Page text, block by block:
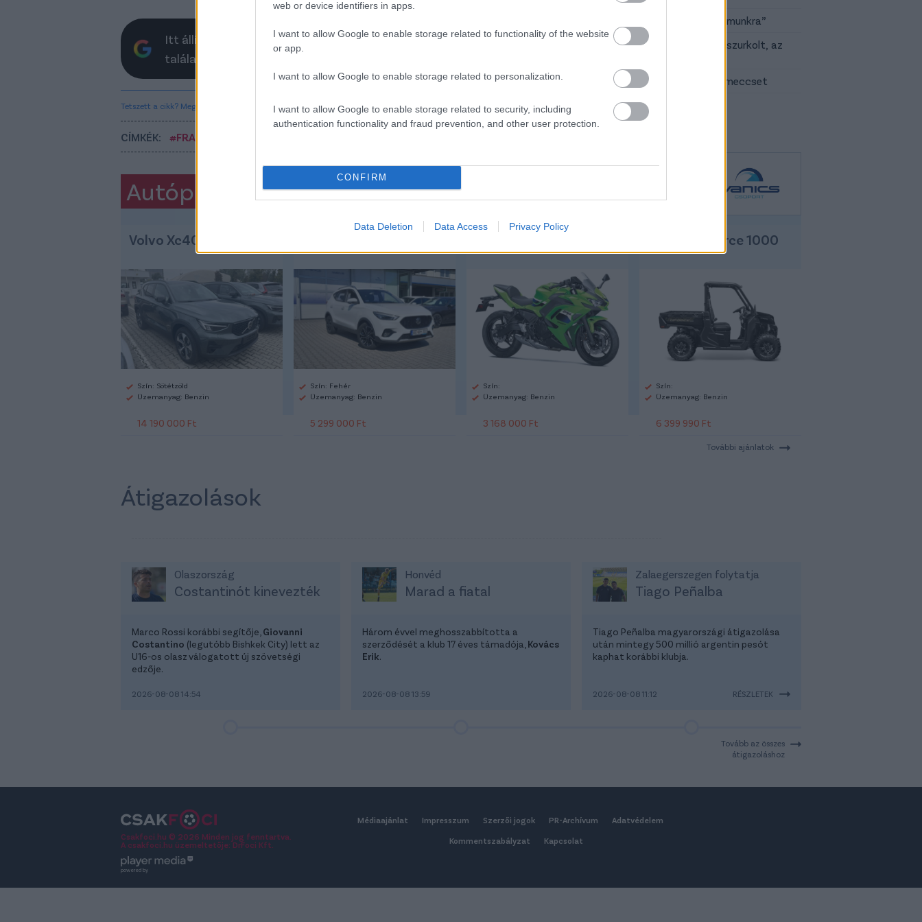
web or device identifiers in apps.
I want to allow Google to enable storage related to functionality of the website
or app.
I want to allow Google to enable storage related to personalization.
I want to allow Google to enable storage related to security, including
authentication functionality and fraud prevention, and other user protection.
CONFIRM
Data Deletion Data Access Privacy Policy
Itt állíthatod be, hogy a Csakfoci az elsők között legyen a Google-
találatokban
Tetszett a cikk? Megosztanád? Link másolása Email küldés
CÍMKÉK: #FRADI
„Kitűnő erőfelmérő lesz ez számunkra”
Keller: az egész stadion végig szurkolt, az
Berke vezeti a Real elleni edzőmeccset
Autópiac
Volvo Xc40
Szín: Sötétzöld
Üzemanyag: Benzin
14 190 000 Ft
Szín: Fehér
Üzemanyag: Benzin
5 299 000 Ft
Szín:
Üzemanyag: Benzin
3 168 000 Ft
Cfmoto Uforce 1000
Szín:
Üzemanyag: Benzin
6 399 990 Ft
További ajánlatok
Átigazolások
Olaszország
Costantinót kinevezték
Marco Rossi korábbi segítője, Giovanni
Costantino (legutóbb Bishkek City) lett az
U16-os olasz válogatott új szövetségi
edzője.
2026-08-08 14:54
Honvéd
Marad a fiatal
Három évvel meghosszabbította a
szerződését a klub 17 éves támadója, Kovács
Erik.
2026-08-08 13:59
Zalaegerszegen folytatja
Tiago Peñalba
Tiago Peñalba magyarországi átigazolása
után mintegy 500 millió argentin pesót
kaphat korábbi klubja.
2026-08-08 11:12 RÉSZLETEK
Tovább az összes
átigazoláshoz
Csakfoci.hu © 2026 Minden jog fenntartva.
A csakfoci.hu üzemeltetője: DrFoci Kft.
Médiaajánlat Impresszum Szerzői jogok PR-Archívum Adatvédelem
Kommentszabályzat Kapcsolat
powered by